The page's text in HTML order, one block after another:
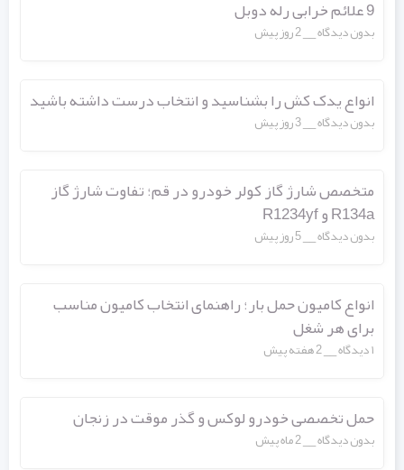
بدون دیدگاه 2 روز پیش
انواع یدک کش را بشناسید و انتخاب درست داشته باشید
بدون دیدگاه 3 روز پیش
متخصص شارژ گاز کولر خودرو در قم؛ تفاوت شارژ گاز
R134a و R1234yf
بدون دیدگاه 5 روز پیش
انواع کامیون حمل بار؛ راهنمای انتخاب کامیون مناسب
برای هر شغل
2 هفته پیش
حمل تخصصی خودرو لوکس و گذر موقت در زنجان
بدون دیدگاه 2 ماه پیش